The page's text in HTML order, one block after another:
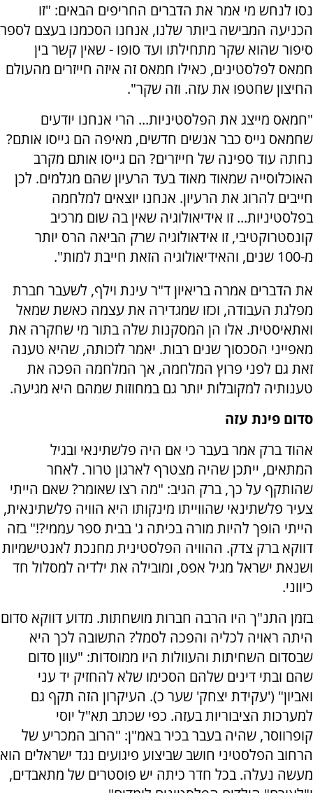
נסו לנחש מי אמר את הדברים החריפים הבאים: "זו
הכניעה המבישה ביותר שלנו, אנחנו הסכמנו בעצם לספר
סיפור שהוא שקר מתחילתו ועד סופו - שאין קשר בין
חמאס לפלסטינים, כאילו חמאס זה איזה חייזרים מהעולם
החיצון שחטפו את עזה. וזה שקר".
"חמאס מייצג את הפלסטיניות... הרי אנחנו יודעים
שחמאס גייס כבר אנשים חדשים, מאיפה הם גייסו אותם?
נחתה עוד ספינה של חייזרים? הם גייסו אותם מקרב
האוכלוסייה שמאוד מאוד בעד הרעיון שהם מגלמים. לכן
חייבים להרוג את הרעיון. אנחנו יוצאים למלחמה
בפלסטיניות... זו אידיאולוגיה שאין בה שום מרכיב
קונסטרוקטיבי, זו אידאולוגיה שרק הביאה הרס יותר
מ-100 שנים, והאידיאולוגיה הזאת חייבת למות".
את הדברים אמרה בריאיון ד"ר עינת וילף, לשעבר חברת
מפלגת העבודה, וכזו שמגדירה את עצמה כאשת שמאל
ואתאיסטית. אלו הן המסקנות שלה בתור מי שחקרה את
מאפייני הסכסוך שנים רבות. יאמר לזכותה, שהיא טענה
זאת גם לפני פרוץ המלחמה, אך המלחמה הפכה את
טענותיה למקובלות יותר גם במחוזות שמהם היא מגיעה.
סדום פינת עזה
אהוד ברק אמר בעבר כי אם היה פלשתינאי ובגיל
המתאים, ייתכן שהיה מצטרף לארגון טרור. לאחר
שהותקף על כך, ברק הגיב: "מה רצו שאומר? שאם הייתי
צעיר פלשתינאי שהווייתו מינקותו היא הוויה פלשתינאית,
הייתי הופך להיות מורה בכיתה ג' בבית ספר עממי?!" בזה
דווקא ברק צדק. ההוויה הפלסטינית מחנכת לאנטישמיות
ושנאת ישראל מגיל אפס, ומובילה את ילדיה למסלול חד
כיווני.
בזמן התנ"ך היו הרבה חברות מושחתות. מדוע דווקא סדום
היתה ראויה לכליה והפכה לסמל? התשובה לכך היא
שבסדום השחיתות והעוולות היו ממוסדות: "עוון סדום
שהם ובתי דינים שלהם הסכימו שלא להחזיק יד עני
ואביון" ('עקידת יצחק' שער כ). העיקרון הזה תקף גם
למערכות הציבוריות בעזה. כפי שכתב תא"ל יוסי
קופרווסר, שהיה בעבר בכיר באמ"ן: "הרוב המכריע של
הרחוב הפלסטיני חושב שביצוע פיגועים נגד ישראלים הוא
מעשה נעלה. בכל חדר כיתה יש פוסטרים של מתאבדים,